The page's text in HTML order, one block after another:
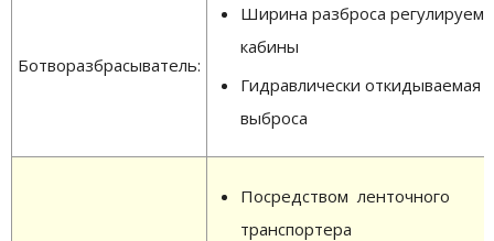
Ботворазбрасыватель:
Ширина разброса
кабины
Гидравлически откидываемая
выброса
Посредством ленточного
транспортера